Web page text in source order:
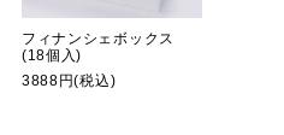
フィナンシェボックス
(18個入)
3888円(税込)